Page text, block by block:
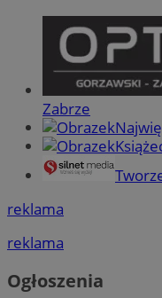
Zabrze
reklama
reklama
Ogłoszenia
Niezbędne
SessID